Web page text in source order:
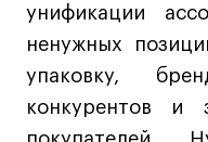
Лицензии и
Для прессы
Ресурсы
Партнеры
унификации
ненужных
упаковку,
конкурентов и